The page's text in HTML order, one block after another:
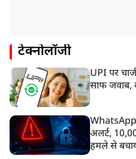
टेक्नोलॉजी
UPI पर
साफ जवाब,
अलर्ट,
हमले से